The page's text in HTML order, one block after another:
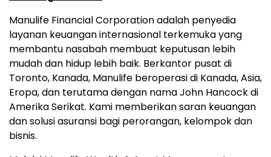
Manulife Financial Corporation adalah penyedia
layanan keuangan internasional terkemuka yang
membantu nasabah membuat keputusan lebih
mudah dan hidup lebih baik. Berkantor pusat di
Toronto, Kanada, Manulife beroperasi di Kanada, Asia,
Eropa, dan terutama dengan nama John Hancock di
Amerika Serikat. Kami memberikan saran keuangan
dan solusi asuransi bagi perorangan, kelompok dan
bisnis.